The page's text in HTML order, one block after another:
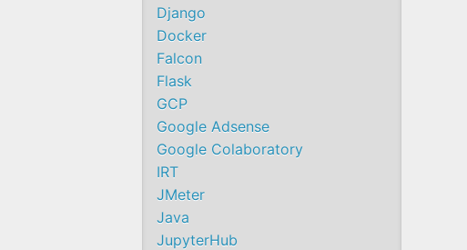
Django
Docker
Falcon
Flask
GCP
Google Adsense
Google Colaboratory
IRT
JMeter
Java
JupyterHub